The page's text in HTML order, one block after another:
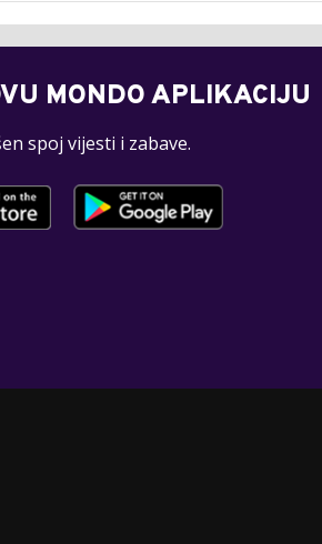
MONDO APLIKACIJU
spoj vijesti i zabave.